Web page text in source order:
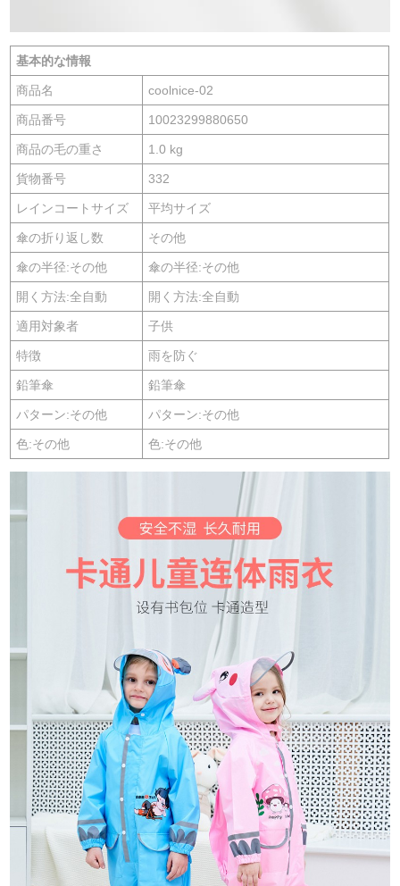
基本的な情報
商品名 coolnice-02
商品番号 10023299880650
商品の毛の重さ 1.0 kg
貨物番号 332
レインコートサイズ 平均サイズ
傘の折り返し数 その他
傘の半径:その他 傘の半径:その他
開く方法:全自動 開く方法:全自動
適用対象者 子供
特徴 雨を防ぐ
鉛筆傘 鉛筆傘
パターン:その他 パターン:その他
色:その他 色:その他